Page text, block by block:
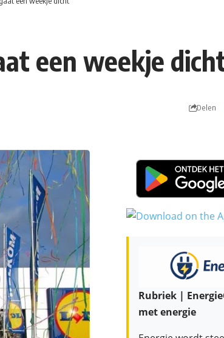
een weekje
Delen
Rubriek |
met energie